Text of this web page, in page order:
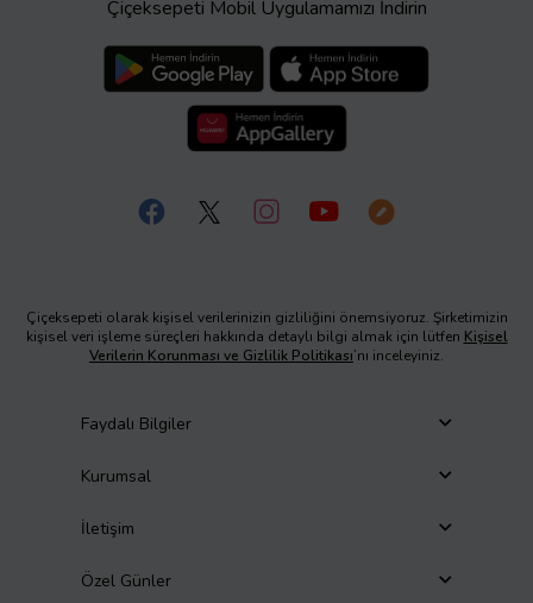
Çiçeksepeti Mobil Uygulamamızı İndirin
Çiçeksepeti olarak kişisel verilerinizin gizliliğini önemsiyoruz. Şirketimizin
kişisel veri işleme süreçleri hakkında detaylı bilgi almak için lütfen Kişisel
Verilerin Korunması ve Gizlilik Politikası’nı inceleyiniz.
Faydalı Bilgiler
Kurumsal
İletişim
Özel Günler